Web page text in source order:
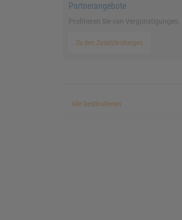
Partnerangebote
Profitieren Sie von Vergünstigungen.
Zu den Zusatzleistungen
Alle Destinationen